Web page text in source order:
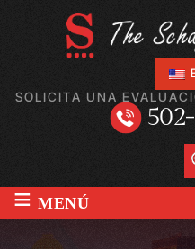
SOLICITA UNA
≡ MENÚ